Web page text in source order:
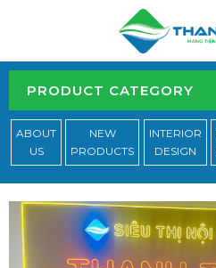
PRODUCT CATEGORY
ABOUT
US
NEW
PRODUCTS
INTERIOR
DESIGN